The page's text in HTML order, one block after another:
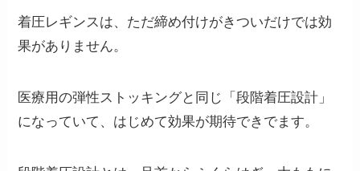
着圧レギンスは、ただ締め付けがきついだけでは効
果がありません。
医療用の弾性ストッキングと同じ
「段階着圧設計」
になっていて、はじめて効果が期待できでます。